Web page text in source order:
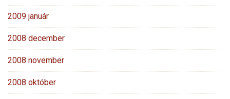
2009 január
2008 december
2008 november
2008 október